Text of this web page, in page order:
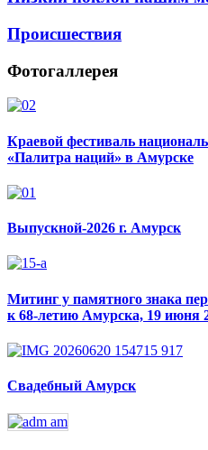
Происшествия
Фотогаллерея
Краевой фестиваль
«Палитра наций» в Амурске
Выпускной-2026 г. Амурск
Митинг у памятного знака
к 68-летию Амурска, 19 июня
Свадебный Амурск